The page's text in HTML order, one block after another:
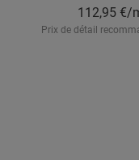
112,95 €/
Prix de détail